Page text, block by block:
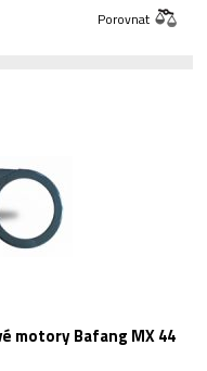
Porovnat
motory Bafang MX 44